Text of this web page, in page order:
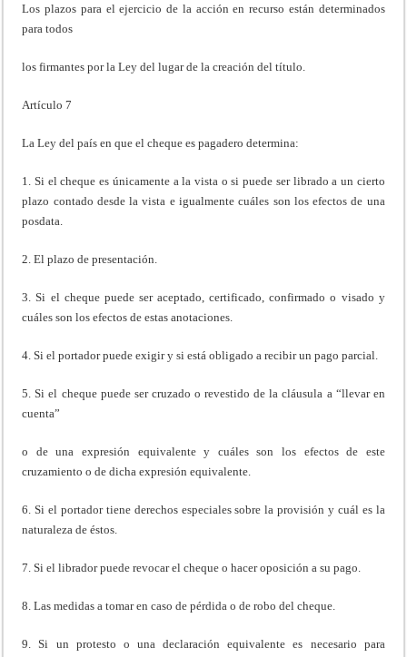
Los plazos para el ejercicio de la acción en recurso están determinados
para todos
los firmantes por la Ley del lugar de la creación del título.
Artículo 7
La Ley del país en que el cheque es pagadero determina:
1. Si el cheque es únicamente a la vista o si puede ser librado a un cierto
plazo contado desde la vista e igualmente cuáles son los efectos de una
posdata.
2. El plazo de presentación.
3. Si el cheque puede ser aceptado, certificado, confirmado o visado y
cuáles son los efectos de estas anotaciones.
4. Si el portador puede exigir y si está obligado a recibir un pago parcial.
5. Si el cheque puede ser cruzado o revestido de la cláusula a “llevar en
cuenta”
o de una expresión equivalente y cuáles son los efectos de este
cruzamiento o de dicha expresión equivalente.
6. Si el portador tiene derechos especiales sobre la provisión y cuál es la
naturaleza de éstos.
7. Si el librador puede revocar el cheque o hacer oposición a su pago.
8. Las medidas a tomar en caso de pérdida o de robo del cheque.
9. Si un protesto o una declaración equivalente es necesario para